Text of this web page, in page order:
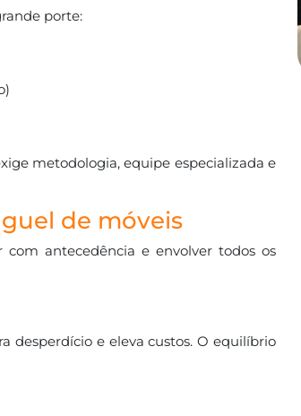
porte:
metodologia, equipe especializada e
de móveis
antecedência e envolver todos os
desperdício e eleva custos. O equilíbrio